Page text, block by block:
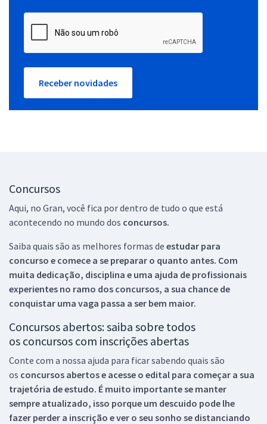
Receber novidades
Concursos
Aqui, no Gran, você fica por dentro de tudo o que está
acontecendo no mundo dos concursos.
Saiba quais são as melhores formas de estudar para
concurso e comece a se preparar o quanto antes. Com
muita dedicação, disciplina e uma ajuda de profissionais
experientes no ramo dos concursos, a sua chance de
conquistar uma vaga passa a ser bem maior.
Concursos abertos: saiba sobre todos
os concursos com inscrições abertas
Conte com a nossa ajuda para ficar sabendo quais são
os concursos abertos e acesse o edital para começar a sua
trajetória de estudo. É muito importante se manter
sempre atualizado, isso porque um descuido pode lhe
fazer perder a inscrição e ver o seu sonho se distanciando